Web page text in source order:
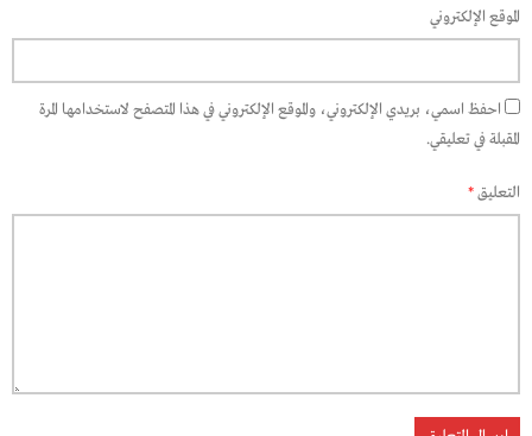
الموقع الإلكتروني
احفظ اسمي، بريدي الإلكتروني، والموقع الإلكتروني في هذا المتصفح لاستخدامها المرة
المقبلة في تعليقي.
التعليق*